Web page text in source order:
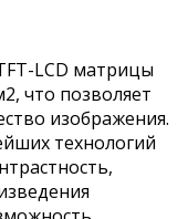
LCD матрицы
что позволяет
изображения.
технологий